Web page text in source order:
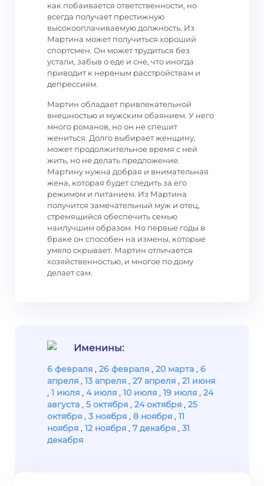
как побаивается ответственности, но
всегда получает престижную
высокооплачиваемую должность. Из
Мартина может получиться хороший
спортсмен. Он может трудиться без
устали, забыв о еде и сне, что иногда
приводит к нервным расстройствам и
депрессиям.
Мартин обладает привлекательной
внешностью и мужским обаянием. У него
много романов, но он не спешит
жениться. Долго выбирает женщину,
может продолжительное время с ней
жить, но не делать предложение.
Мартину нужна добрая и внимательная
жена, которая будет следить за его
режимом и питанием. Из Мартина
получится замечательный муж и отец,
стремящийся обеспечить семью
наилучшим образом. Но первые годы в
браке он способен на измены, которые
умело скрывает. Мартин отличается
хозяйственностью, и многое по дому
делает сам.
Именины:
6 февраля , 26 февраля , 20 марта , 6
апреля , 13 апреля , 27 апреля , 21 июня
, 1 июля , 4 июля , 10 июля , 19 июля , 24
августа , 5 октября , 24 октября , 25
октября , 3 ноября , 8 ноября , 11
ноября , 12 ноября , 7 декабря , 31
декабря